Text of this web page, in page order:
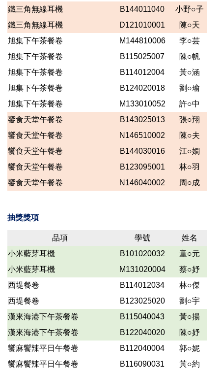
鐵三角無線耳機
B144011040
小野○子
鐵三角無線耳機
D121010001
陳○天
旭集下午茶餐卷
M144810006
李○芸
旭集下午茶餐卷
B115025007
陳○帆
旭集下午茶餐卷
B114012004
黃○涵
旭集下午茶餐卷
B124020018
劉○瑜
旭集下午茶餐卷
M133010052
許○中
饗食天堂午餐卷
B143025013
張○翔
饗食天堂午餐卷
N146510002
陳○夫
饗食天堂午餐卷
B144030016
江○嫺
饗食天堂午餐卷
B123095001
林○羽
饗食天堂午餐卷
N146040002 周○成
抽獎獎項
品項 學號
姓名
小米藍芽耳機
B101020032
童○元
小米藍芽耳機
M131020004
蔡○妤
西堤餐卷
B114012034
林○傑
西堤餐卷
B123025020
劉○宇
漢來海港下午茶餐卷
B115040043
黃○揚
漢來海港下午茶餐卷
B122040020
陳○妤
饗麻饗辣平日午餐卷
B112040004
郭○妮
饗麻饗辣平日午餐卷
B116090031
黃○約